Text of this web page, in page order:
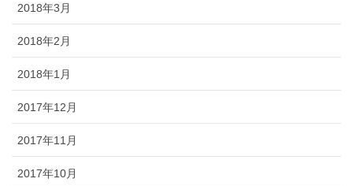
2018年3月
2018年2月
2018年1月
2017年12月
2017年11月
2017年10月